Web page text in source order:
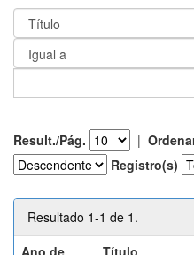
Result./Pág. |
Registro(s)
Resultado 1-1 de 1.
Ano de
Título